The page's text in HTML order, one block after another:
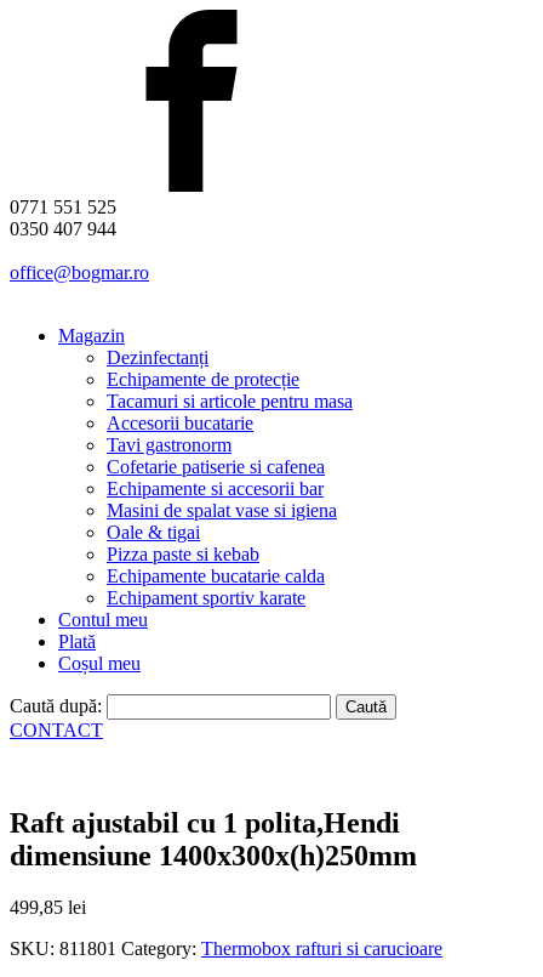
0771 551 525
0350 407 944
office@bogmar.ro
Magazin
Dezinfectanți
Echipamente de protecție
Tacamuri si articole pentru masa
Accesorii bucatarie
Tavi gastronorm
Cofetarie patiserie si cafenea
Echipamente si accesorii bar
Masini de spalat vase si igiena
Oale & tigai
Pizza paste si kebab
Echipamente bucatarie calda
Echipament sportiv karate
Contul meu
Plată
Coșul meu
Caută după:
CONTACT
Raft ajustabil cu 1 polita,Hendi
dimensiune 1400x300x(h)250mm
499,85 lei
SKU: 811801 Category: Thermobox rafturi si carucioare